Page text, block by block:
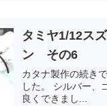
タミヤ1/12ス
ン その6
カタナ製作の続きです。 フロントフォークとリアショッ
した。 シルバー、ゴールド系の塗料をあれこれ使いました。なかなか
良くできまし...